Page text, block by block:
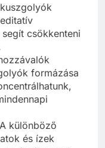
csökkenteni
formázása
különböző
és ízek